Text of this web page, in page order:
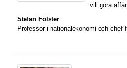
vill göra
Stefan Fölster
Professor i nationalekonomi och chef